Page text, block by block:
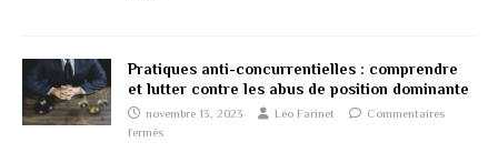
Pratiques anti-concurrentielles : comprendre
et lutter contre les abus de position dominante
novembre 13, 2023 Léo Farinet
Commentaires
fermés